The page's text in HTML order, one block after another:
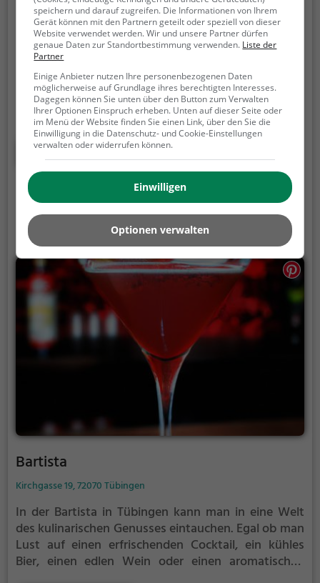
Maubacher Treff
Wr. Straße 69, 71522 Backnang
Im Maubacher Treff in Backnang kann man in
entspannter Atmosphäre Bier und Wein genießen.
Die Bar bietet eine vielfältige Auswahl an Getränken
und überrascht außerdem mit einer raffinierten
Fusionsküche. Ob allein, zu zweit oder in der Gruppe,
hier findet jeder das passende Getränk und Essen für
einen gelungenen Abend. Lass dich von der
gemütlichen Einrichtung und dem freundlichen
Service verwöhnen und erlebe genussvolle Stunden
im Maubacher Treff.
Mehr erfahren
Bartista
Kirchgasse 19, 72070 Tübingen
In der Bartista in Tübingen kann man in eine Welt
des kulinarischen Genusses eintauchen. Egal ob man
Lust auf einen erfrischenden Cocktail, ein kühles
Bier, einen edlen Wein oder einen aromatischen
speichern und darauf zugreifen. Die Informationen von Ihrem
Gerät können mit den Partnern geteilt oder speziell von dieser
Website verwendet werden. Wir und unsere Partner dürfen
genaue Daten zur Standortbestimmung verwenden. Liste der
Partner
Einige Anbieter nutzen Ihre personenbezogenen Daten
möglicherweise auf Grundlage ihres berechtigten Interesses.
Dagegen können Sie unten über den Button zum Verwalten
Ihrer Optionen Einspruch erheben. Unten auf dieser Seite oder
im Menü der Website finden Sie einen Link, über den Sie die
Einwilligung in die Datenschutz- und Cookie-Einstellungen
verwalten oder widerrufen können.
Einwilligen
Optionen verwalten